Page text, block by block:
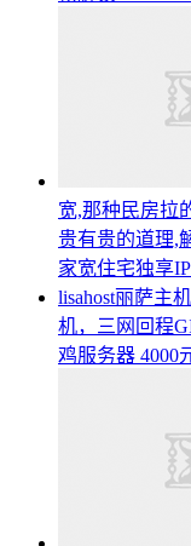
宽,那种民房拉
贵有贵的道理,
家宽住宅独享
lisahost丽萨主
机，三网回程
鸡服务器 4000